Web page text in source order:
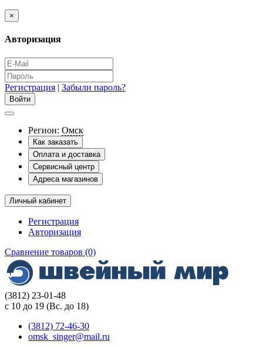
×
Авторизация
Регистрация | Забыли пароль?
Регион: Омск
Как заказать
Оплата и доставка
Сервисный центр
Адреса магазинов
Личный кабинет
Регистрация
Авторизация
Сравнение товаров (0)
(3812) 23-01-48
с 10 до 19 (Вс. до 18)
(3812) 72-46-30
omsk_singer@mail.ru